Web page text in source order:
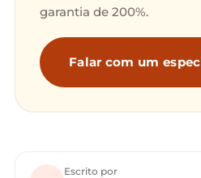
garantia de 200%.
Falar com um
Escrito por